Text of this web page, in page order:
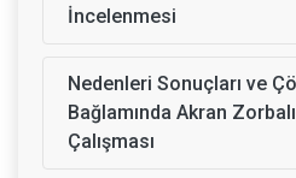
İncelenmesi
Nedenleri Sonuçları ve
Bağlamında Akran
Çalışması